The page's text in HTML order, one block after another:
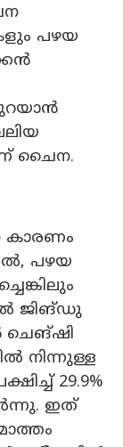
പഴയ
ചൈന.
കാരണം
പഴയ
ജിങ്‌ഡു
ചെങ്‌ഷി
നിന്നുള്ള
29.9%
ഇത്